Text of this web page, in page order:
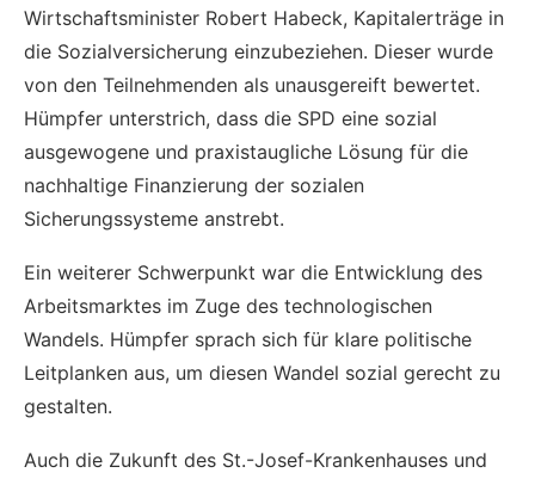
Wirtschaftsminister Robert Habeck, Kapitalerträge in
die Sozialversicherung einzubeziehen. Dieser wurde
von den Teilnehmenden als unausgereift bewertet.
Hümpfer unterstrich, dass die SPD eine sozial
ausgewogene und praxistaugliche Lösung für die
nachhaltige Finanzierung der sozialen
Sicherungssysteme anstrebt.
Ein weiterer Schwerpunkt war die Entwicklung des
Arbeitsmarktes im Zuge des technologischen
Wandels. Hümpfer sprach sich für klare politische
Leitplanken aus, um diesen Wandel sozial gerecht zu
gestalten.
Auch die Zukunft des St.-Josef-Krankenhauses und